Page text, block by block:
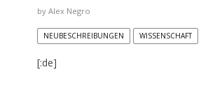
by Alex Negro
NEUBESCHREIBUNGEN WISSENSCHAFT
[:de]